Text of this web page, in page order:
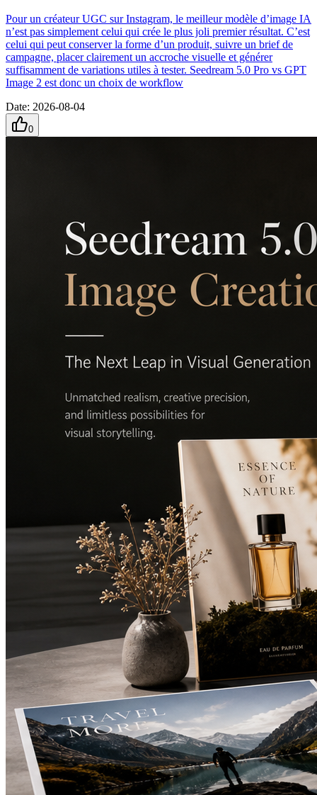
Pour un créateur UGC sur Instagram, le meilleur modèle d’image IA
n’est pas simplement celui qui crée le plus joli premier résultat. C’est
celui qui peut conserver la forme d’un produit, suivre un brief de
campagne, placer clairement un accroche visuelle et générer
suffisamment de variations utiles à tester. Seedream 5.0 Pro vs GPT
Image 2 est donc un choix de workflow
Date: 2026-08-04
0